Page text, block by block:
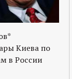
Киева по
в России